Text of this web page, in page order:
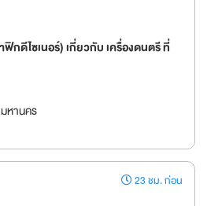
กดีไซเนอร์) เกี่ยวกับ เครื่องดนตรี ที่
หานคร
23 ชม. ก่อน